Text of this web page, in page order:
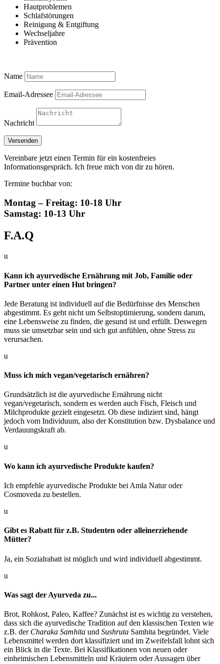
Hautproblemen
Schlafstörungen
Reinigung & Entgiftung
Wechseljahre
Prävention
Name
Email-Adressee
Nachricht
Versenden
Vereinbare jetzt einen Termin für ein kostenfreies
Informationsgespräch. Ich freue mich von dir zu hören.
Termine buchbar von:
Montag – Freitag: 10-18 Uhr
Samstag: 10-13 Uhr
F.A.Q
u
Kann ich ayurvedische Ernährung mit Job, Familie oder
Partner unter einen Hut bringen?
Jede Beratung ist individuell auf die Bedürfnisse des Menschen
abgestimmt. Es geht nicht um Selbstoptimierung, sondern darum,
eine Lebensweise zu finden, die gesund ist und erfüllt. Deswegen
muss sie umsetzbar sein und sich gut anfühlen, ohne Stress zu
verursachen.
u
Muss ich mich vegan/vegetarisch ernähren?
Grundsätzlich ist die ayurvedische Ernährung nicht
vegan/vegetarisch, sondern es werden auch Fisch, Fleisch und
Milchprodukte gezielt eingesetzt. Ob diese indiziert sind, hängt
jedoch vom Individuum, also der Konstitution bzw. Dysbalance und
Verdauungskraft ab.
u
Wo kann ich ayurvedische Produkte kaufen?
Ich empfehle ayurvedische Produkte bei Amla Natur oder
Cosmoveda zu bestellen.
u
Gibt es Rabatt für z.B. Studenten oder alleinerziehende
Mütter?
Ja, ein Sozialrabatt ist möglich und wird individuell abgestimmt.
u
Was sagt der Ayurveda zu...
Brot, Rohkost, Paleo, Kaffee? Zunächst ist es wichtig zu verstehen,
dass sich die ayurvedische Tradition auf den klassischen Texten wie
z.B. der Charaka Samhita und Sushruta Samhita begründet. Viele
Lebensmittel werden dort klassifiziert und im Zweifelsfall lohnt sich
ein Blick in die Texte. Bei Klassifikationen von neuen oder
einheimischen Lebensmitteln und Kräutern oder Aussagen über